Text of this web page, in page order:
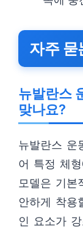
자주 묻
뉴발란스
맞나요?
뉴발란스 운
어 특정 체
모델은 기본
안하게 착용
인 요소가